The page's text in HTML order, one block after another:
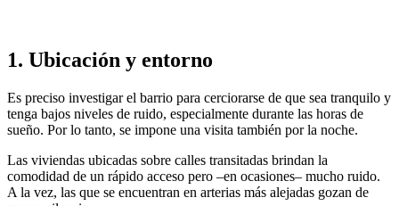
1. Ubicación y entorno
Es preciso investigar el barrio para cerciorarse de que sea tranquilo y
tenga bajos niveles de ruido, especialmente durante las horas de
sueño. Por lo tanto, se impone una visita también por la noche.
Las viviendas ubicadas sobre calles transitadas brindan la
comodidad de un rápido acceso pero –en ocasiones– mucho ruido.
A la vez, las que se encuentran en arterias más alejadas gozan de